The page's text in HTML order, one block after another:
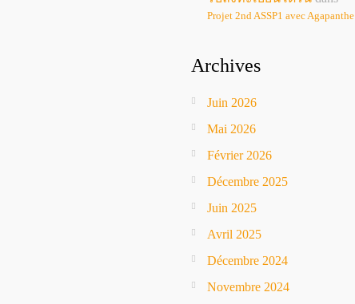
Projet 2nd ASSP1 avec Agapanthe
Archives
Juin 2026
Mai 2026
Février 2026
Décembre 2025
Juin 2025
Avril 2025
Décembre 2024
Novembre 2024